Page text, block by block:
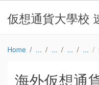
仮想通貨大學校
Home
海外仮想通